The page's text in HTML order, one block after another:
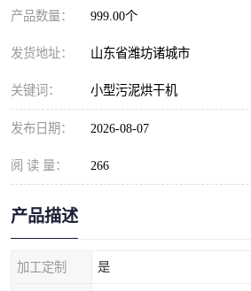
产品数量： 999.00个
发货地址： 山东省潍坊诸城市
关键词： 小型污泥烘干机
发布日期： 2026-08-07
阅 读 量： 266
产品描述
加工定制 是